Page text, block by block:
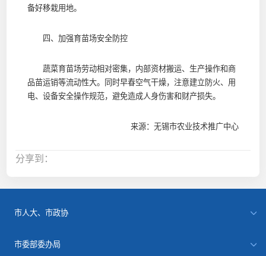
备好移栽用地。
四、加强育苗场安全防控
蔬菜育苗场劳动相对密集，内部资材搬运、生产操作和商
品苗运销等流动性大。同时早春空气干燥，注意建立防火、用
电、设备安全操作规范，避免造成人身伤害和财产损失。
来源：无锡市农业技术推广中心
分享到：
市人大、市政协
市委部委办局